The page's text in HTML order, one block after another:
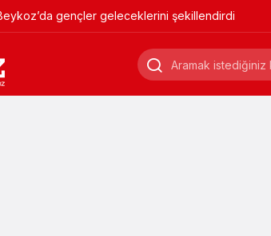
gençler geleceklerini şekillendirdi